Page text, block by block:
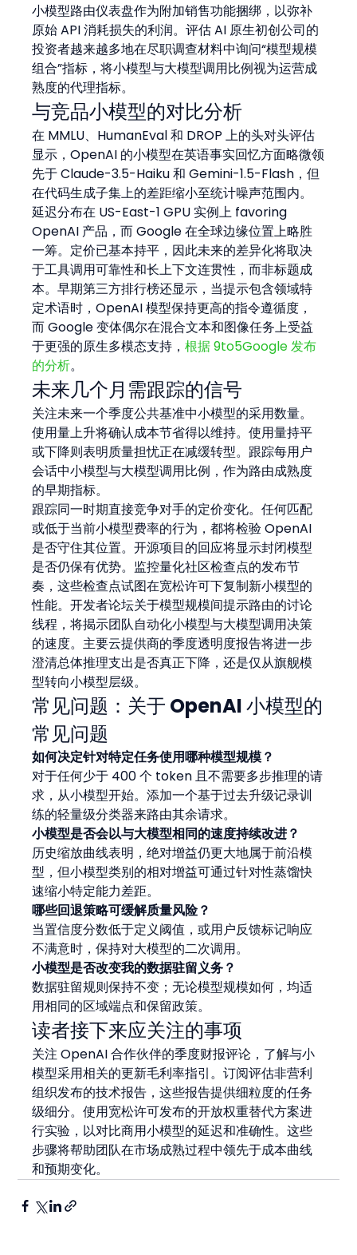
小模型路由仪表盘作为附加销售功能捆绑，以弥补
原始 API 消耗损失的利润。评估 AI 原生初创公司的
投资者越来越多地在尽职调查材料中询问“模型规模
组合”指标，将小模型与大模型调用比例视为运营成
熟度的代理指标。
与竞品小模型的对比分析
在 MMLU、HumanEval 和 DROP 上的头对头评估
显示，OpenAI 的小模型在英语事实回忆方面略微领
先于 Claude-3.5-Haiku 和 Gemini-1.5-Flash，但
在代码生成子集上的差距缩小至统计噪声范围内。
延迟分布在 US-East-1 GPU 实例上 favoring
OpenAI 产品，而 Google 在全球边缘位置上略胜
一筹。定价已基本持平，因此未来的差异化将取决
于工具调用可靠性和长上下文连贯性，而非标题成
本。早期第三方排行榜还显示，当提示包含领域特
定术语时，OpenAI 模型保持更高的指令遵循度，
而 Google 变体偶尔在混合文本和图像任务上受益
于更强的原生多模态支持，根据 9to5Google 发布
的分析。
未来几个月需跟踪的信号
关注未来一个季度公共基准中小模型的采用数量。
使用量上升将确认成本节省得以维持。使用量持平
或下降则表明质量担忧正在减缓转型。跟踪每用户
会话中小模型与大模型调用比例，作为路由成熟度
的早期指标。
跟踪同一时期直接竞争对手的定价变化。任何匹配
或低于当前小模型费率的行为，都将检验 OpenAI
是否守住其位置。开源项目的回应将显示封闭模型
是否仍保有优势。监控量化社区检查点的发布节
奏，这些检查点试图在宽松许可下复制新小模型的
性能。开发者论坛关于模型规模间提示路由的讨论
线程，将揭示团队自动化小模型与大模型调用决策
的速度。主要云提供商的季度透明度报告将进一步
澄清总体推理支出是否真正下降，还是仅从旗舰模
型转向小模型层级。
常见问题：关于 OpenAI 小模型的
常见问题
如何决定针对特定任务使用哪种模型规模？
对于任何少于 400 个 token 且不需要多步推理的请
求，从小模型开始。添加一个基于过去升级记录训
练的轻量级分类器来路由其余请求。
小模型是否会以与大模型相同的速度持续改进？
历史缩放曲线表明，绝对增益仍更大地属于前沿模
型，但小模型类别的相对增益可通过针对性蒸馏快
速缩小特定能力差距。
哪些回退策略可缓解质量风险？
当置信度分数低于定义阈值，或用户反馈标记响应
不满意时，保持对大模型的二次调用。
小模型是否改变我的数据驻留义务？
数据驻留规则保持不变；无论模型规模如何，均适
用相同的区域端点和保留政策。
读者接下来应关注的事项
关注 OpenAI 合作伙伴的季度财报评论，了解与小
模型采用相关的更新毛利率指引。订阅评估非营利
组织发布的技术报告，这些报告提供细粒度的任务
级细分。使用宽松许可发布的开放权重替代方案进
行实验，以对比商用小模型的延迟和准确性。这些
步骤将帮助团队在市场成熟过程中领先于成本曲线
和预期变化。